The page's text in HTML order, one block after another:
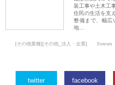
装工事や土木工
住民の生活を支
整備まで、幅広
地…
[その他業種][その他_法人・企業] 0views
twitter facebook